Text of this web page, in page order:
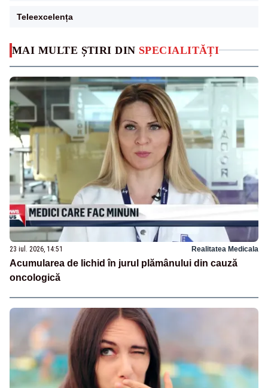
MAI MULTE ȘTIRI DIN SPECIALITĂȚI
23 iul. 2026, 14:51 Realitatea Medicala
Acumularea de lichid în jurul plămânului din cauză
oncologică
Teleexcelența